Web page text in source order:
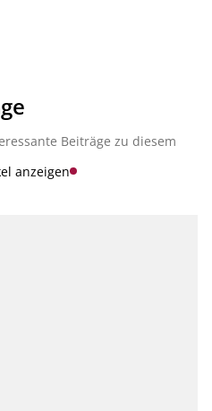
Beiträge zu diesem
anzeigen